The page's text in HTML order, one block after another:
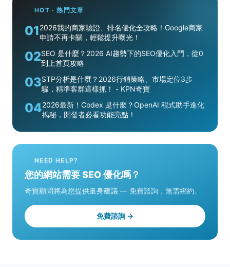
HOT · 熱門文章
012026我的商家驗證、排名優化全攻略！Google商家
申請不再卡關，輕鬆提升曝光！
02SEO 是什麼？2026 AI趨勢下的SEO優化入門，從0
到上首頁攻略
03STP分析是什麼？2026行銷策略、市場定位3步
驟，精準客群這樣抓！ - KPN奇寶
042026最新！Codex 是什麼？OpenAI 程式助手進化
揭秘，開發者必看功能亮點！
NEED HELP?
您的網站需要 SEO 優化嗎？
奇寶顧問將為您提供量身建議 — 免費諮詢，無需綁約。
免費諮詢 →